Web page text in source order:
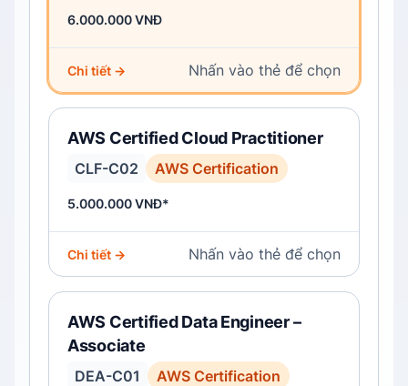
6.000.000 VNĐ
Chi tiết → Nhấn vào thẻ để chọn
AWS Certified Cloud Practitioner
CLF-C02 AWS Certification
5.000.000 VNĐ*
Chi tiết → Nhấn vào thẻ để chọn
AWS Certified Data Engineer –
Associate
DEA-C01 AWS Certification